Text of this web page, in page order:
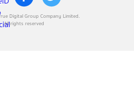
Digital Group Company Limited.
All rights reserved